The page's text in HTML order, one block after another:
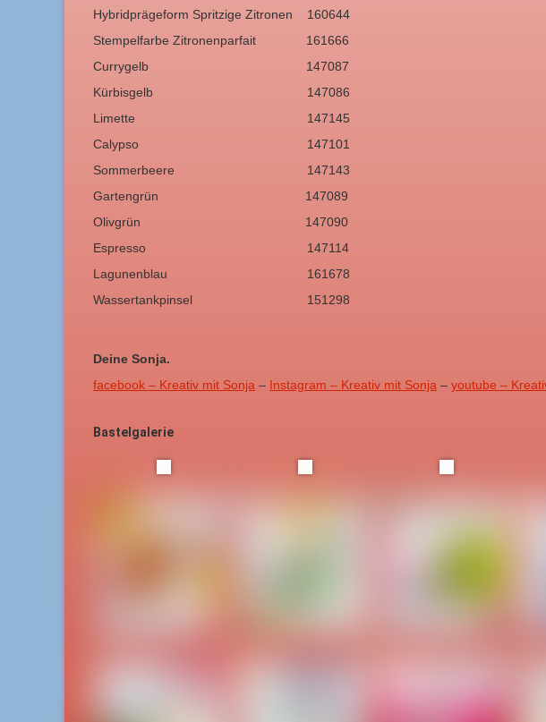
Hybridprägeform Spritzige Zitronen 160644
Stempelfarbe Zitronenparfait 161666
Currygelb 147087
Kürbisgelb 147086
Limette 147145
Calypso 147101
Sommerbeere 147143
Gartengrün 147089
Olivgrün 147090
Espresso 147114
Lagunenblau 161678
Wassertankpinsel 151298
Deine Sonja.
facebook – Kreativ mit Sonja – Instagram – Kreativ mit Sonja – youtube –
Bastelgalerie